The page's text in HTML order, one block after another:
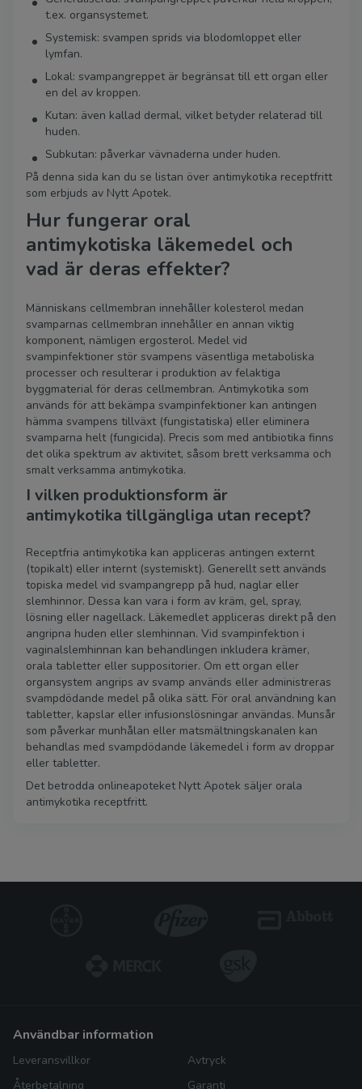
t.ex. organsystemet.
Systemisk: svampen sprids via blodomloppet eller
lymfan.
Lokal: svampangreppet är begränsat till ett organ eller
en del av kroppen.
Kutan: även kallad dermal, vilket betyder relaterad till
huden.
Subkutan: påverkar vävnaderna under huden.
På denna sida kan du se listan över antimykotika receptfritt
som erbjuds av Nytt Apotek.
Hur fungerar oral
antimykotiska läkemedel och
vad är deras effekter?
Människans cellmembran innehåller kolesterol medan
svamparnas cellmembran innehåller en annan viktig
komponent, nämligen ergosterol. Medel vid
svampinfektioner stör svampens väsentliga metaboliska
processer och resulterar i produktion av felaktiga
byggmaterial för deras cellmembran. Antimykotika som
används för att bekämpa svampinfektioner kan antingen
hämma svampens tillväxt (fungistatiska) eller eliminera
svamparna helt (fungicida). Precis som med antibiotika finns
det olika spektrum av aktivitet, såsom brett verksamma och
smalt verksamma antimykotika.
I vilken produktionsform är
antimykotika tillgängliga utan recept?
Receptfria antimykotika kan appliceras antingen externt
(topikalt) eller internt (systemiskt). Generellt sett används
topiska medel vid svampangrepp på hud, naglar eller
slemhinnor. Dessa kan vara i form av kräm, gel, spray,
lösning eller nagellack. Läkemedlet appliceras direkt på den
angripna huden eller slemhinnan. Vid svampinfektion i
vaginalslemhinnan kan behandlingen inkludera krämer,
orala tabletter eller suppositorier. Om ett organ eller
organsystem angrips av svamp används eller administreras
svampdödande medel på olika sätt. För oral användning kan
tabletter, kapslar eller infusionslösningar användas. Munsår
som påverkar munhålan eller matsmältningskanalen kan
behandlas med svampdödande läkemedel i form av droppar
eller tabletter.
Det betrodda onlineapoteket Nytt Apotek säljer orala
antimykotika receptfritt.
användbar information
Leveransvillkor
Återbetalning
Avtryck
Garanti